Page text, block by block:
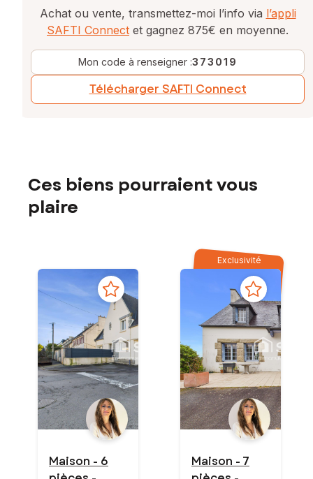
Achat ou vente, transmettez-moi l’info via l’appli
SAFTI Connect et gagnez 875€ en moyenne.
Mon code à renseigner :373019
Télécharger SAFTI Connect
Ces biens pourraient vous
plaire
Maison - 6
Exclusivité
Maison - 7